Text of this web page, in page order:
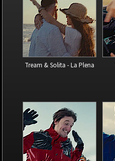
Tream & Solita - La Plena